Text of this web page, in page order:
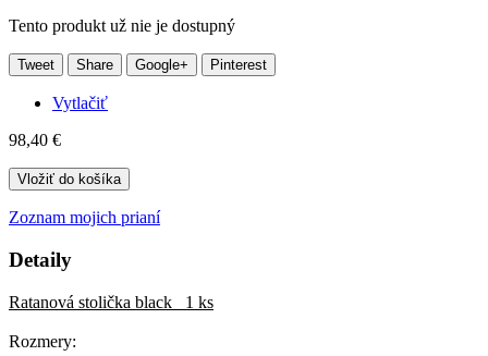
Tento produkt už nie je dostupný
Tweet Share Google+ Pinterest
Vytlačiť
98,40 €
Vložiť do košíka
Zoznam mojich prianí
Detaily
Ratanová stolička black 1 ks
Rozmery: